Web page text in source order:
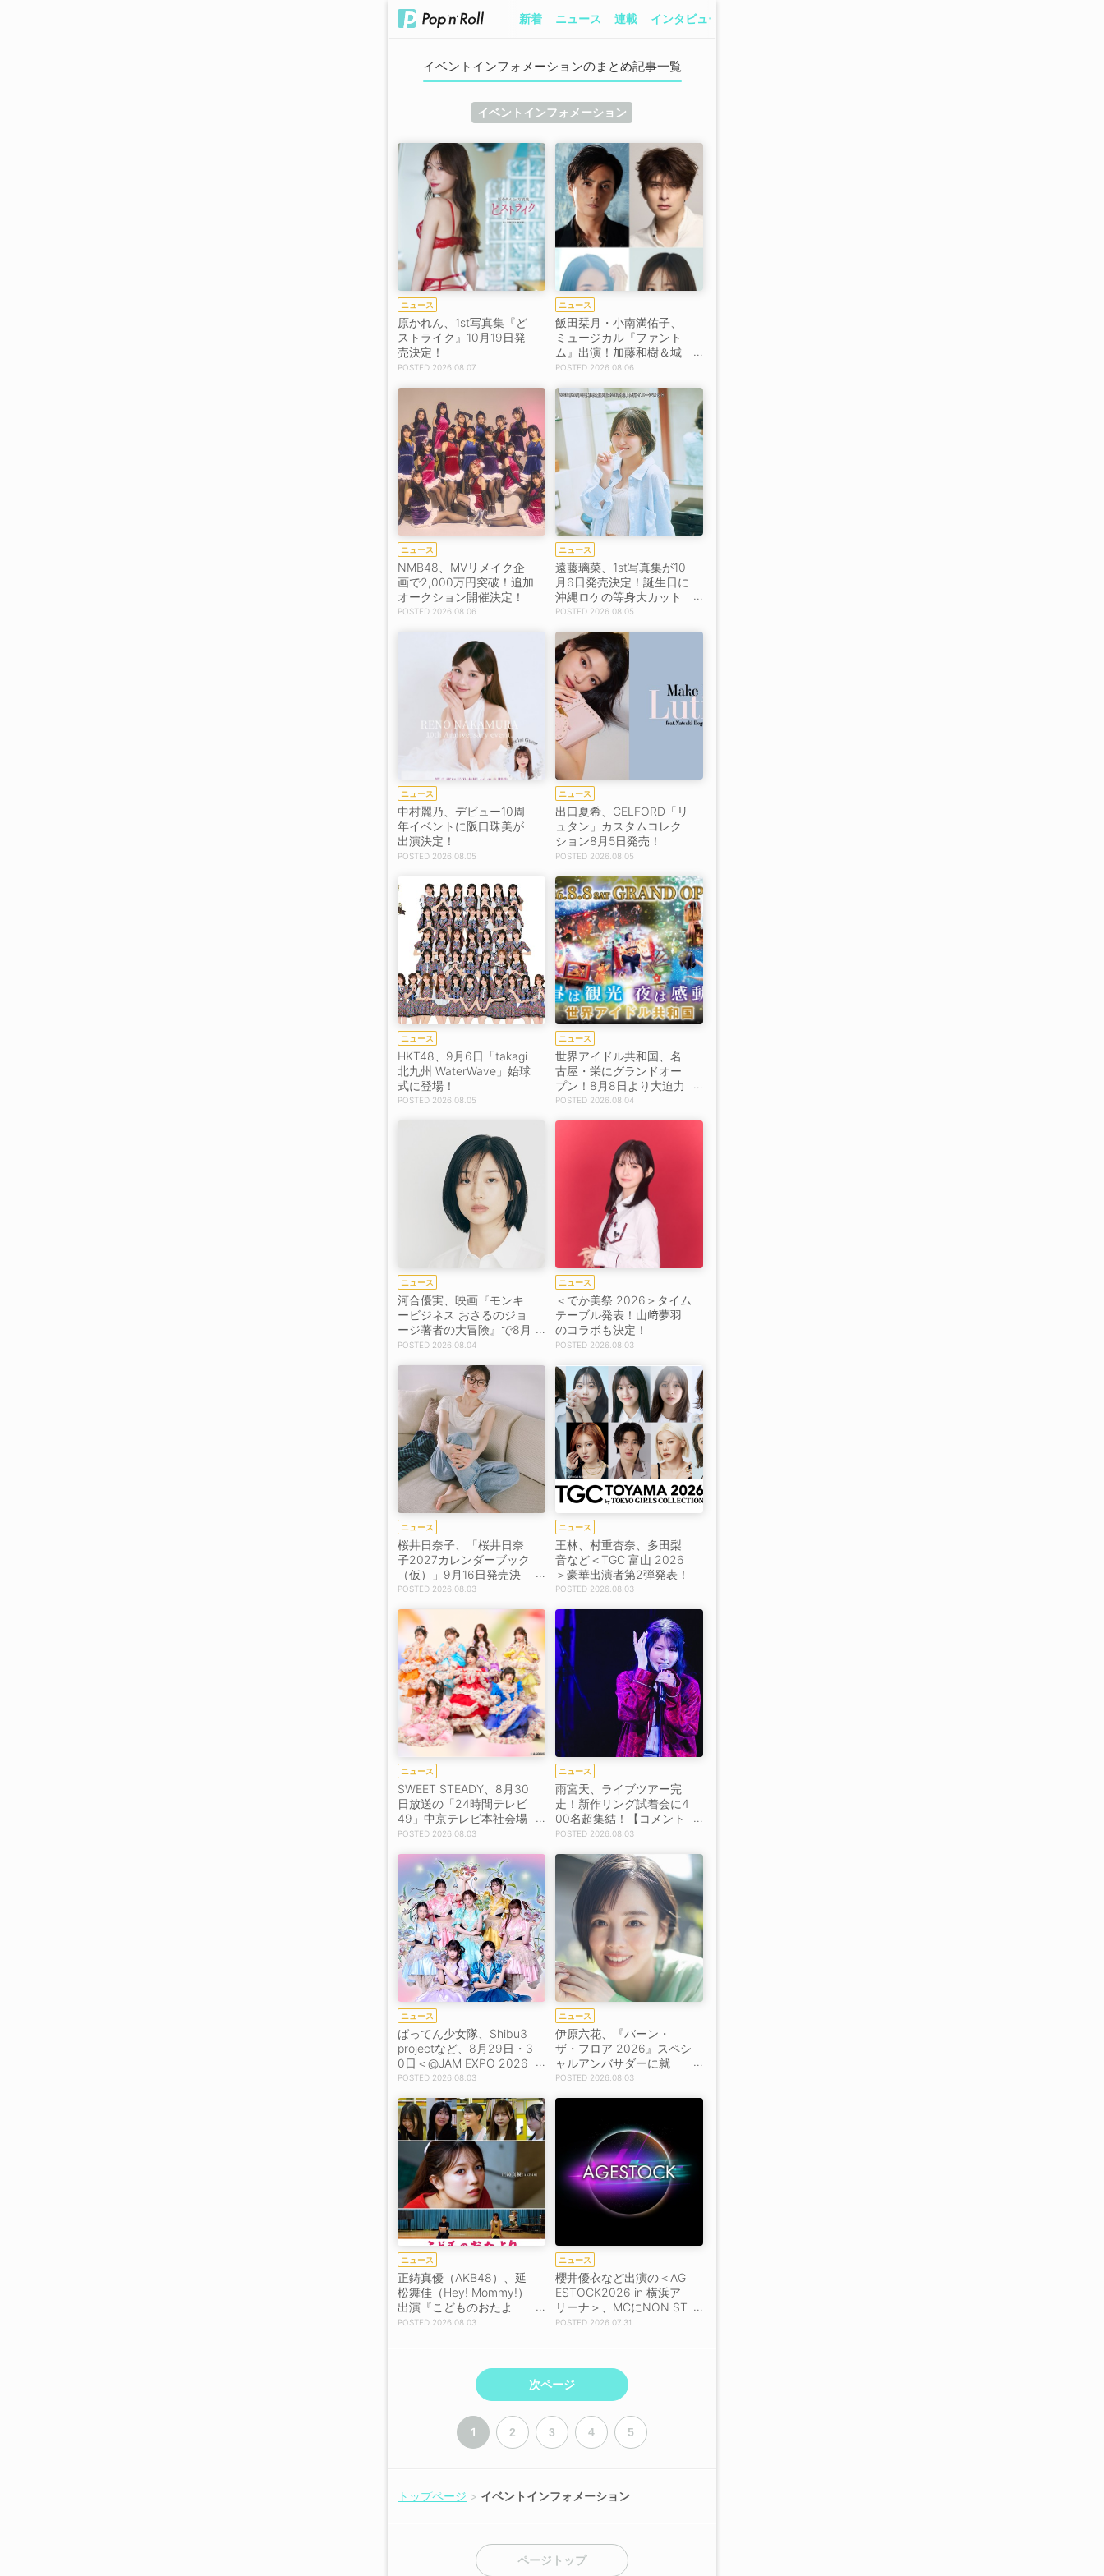
新着 ニュース 連載 インタビュー
イベントインフォメーションのまとめ記事一覧
イベントインフォメーション
ニュース
原かれん、1st写真集『ど
ストライク』10月19日発
売決定！
2026.08.07
ニュース
飯田栞月・小南満佑子、
ミュージカル『ファント
ム』出演！加藤和樹＆城
田優も続投【コメントあ
2026.08.06
ニュース
NMB48、MVリメイク企
画で2,000万円突破！追加
オークション開催決定！
2026.08.06
ニュース
遠藤璃菜、1st写真集が10
月6日発売決定！誕生日に
沖縄ロケの等身大カット
を凝縮 2026.08.05
ニュース
中村麗乃、デビュー10周
年イベントに阪口珠美が
出演決定！
2026.08.05
ニュース
出口夏希、CELFORD「リ
ュタン」カスタムコレク
ション8月5日発売！
2026.08.05
ニュース
HKT48、9月6日「takagi
北九州 WaterWave」始球
式に登場！
2026.08.05
ニュース
世界アイドル共和国、名
古屋・栄にグランドオー
プン！8月8日より大迫力
ステージ始動
2026.08.04
ニュース
河合優実、映画『モンキ
ービジネス おさるのジョ
ージ著者の大冒険』で8月
14日公開記念イベント登
2026.08.04
ニュース
＜でか美祭 2026＞タイム
テーブル発表！山﨑夢羽
のコラボも決定！
2026.08.03
ニュース
桜井日奈子、「桜井日奈
子2027カレンダーブック
（仮）」9月16日発売決
定！
2026.08.03
ニュース
王林、村重杏奈、多田梨
音など＜TGC 富山 2026
＞豪華出演者第2弾発表！
2026.08.03
ニュース
SWEET STEADY、8月30
日放送の「24時間テレビ
49」中京テレビ本社会場
に出演決定！
2026.08.03
ニュース
雨宮天、ライブツアー完
走！新作リング試着会に4
00名超集結！【コメント
あり】 2026.08.03
ニュース
ばってん少女隊、Shibu3
projectなど、8月29日・3
0日＜@JAM EXPO 2026
＞第8弾出演者39組発
2026.08.03
ニュース
伊原六花、『バーン・
ザ・フロア 2026』スペシ
ャルアンバサダーに就
任！【コメントあり】
2026.08.03
ニュース
正鋳真優（AKB48）、延
松舞佳（Hey! Mommy!）
出演『こどものおたよ
り』特報解禁！
2026.08.03
ニュース
櫻井優衣など出演の＜AG
ESTOCK2026 in 横浜ア
リーナ＞、MCにNON ST
YLE 井上裕介、岩田絵里
2026.07.31
次ページ
1 2 3 4 5
トップページ イベントインフォメーション
ページトップ